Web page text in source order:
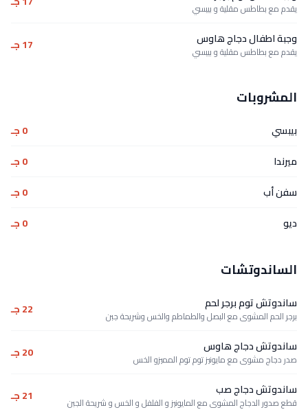
يقدم مع بطاطس مقلية و بيبسي
وجبة اطفال دجاج هاوس
يقدم مع بطاطس مقلية و بيبسي 17 جـ
المشروبات
بيبسي
0 جـ
ميرندا
0 جـ
سفن أب
0 جـ
ديو
0 جـ
الساندوتشات
ساندوتش توم برجر لحم
برجر الحم المشوى مع البصل والطماطم والخس وشريحة جبن 22 جـ
ساندوتش دجاج هاوس
صدر دجاج مشوى مع مايونيز توم توم المميزو الخس 20 جـ
ساندوتش دجاج صب
قطع صدور الدجاج المشوى مع المايونيز و الفلفل و الخس و شريحة الجبن 21 جـ